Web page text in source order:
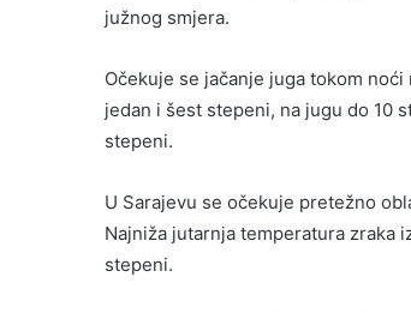
južnog smjera.
Očekuje se jačanje juga tokom
jedan i šest stepeni, na jugu do 10
stepeni.
U Sarajevu se očekuje pretežno
Najniža jutarnja temperatura zraka
stepeni.